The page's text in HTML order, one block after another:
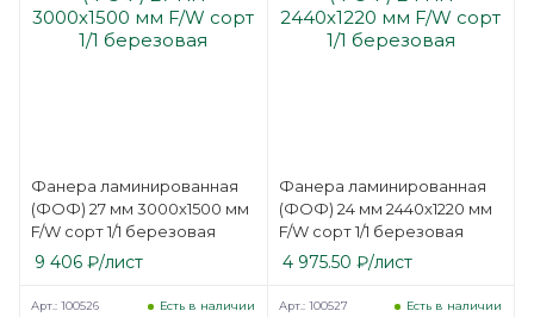
Фанера ламинированная
(ФОФ) 27 мм 3000х1500 мм
F/W сорт 1/1 березовая
9 406 ₽/лист
Фанера ламинированная
(ФОФ) 24 мм 2440х1220 мм
F/W сорт 1/1 березовая
4 975.50 ₽/лист
Есть в наличии
Арт.: 100526 Есть в наличии
Арт.: 100527